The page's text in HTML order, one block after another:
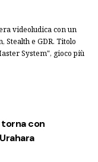
videoludica con un
Stealth e GDR. Titolo
System", gioco più
con